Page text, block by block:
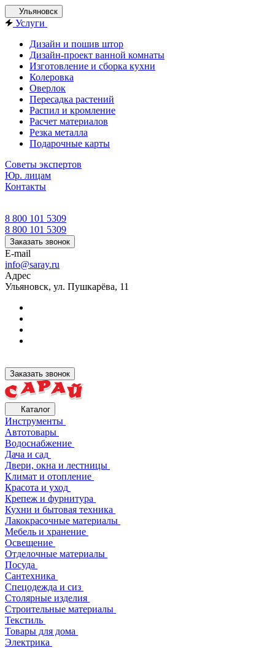
Ульяновск
Услуги
Дизайн и пошив штор
Дизайн-проект ванной комнаты
Изготовление и сборка кухни
Колеровка
Оверлок
Пересадка растений
Распил и кромление
Расчет материалов
Резка металла
Подарочные карты
Советы экспертов
Юр. лицам
Контакты
8 800 101 5309
8 800 101 5309
Заказать звонок
E-mail
info@saray.ru
Адрес
Ульяновск, ул. Пушкарёва, 11
Заказать звонок
Каталог
Инструменты
Автотовары
Водоснабжение
Дача и сад
Двери, окна и лестницы
Климат и отопление
Красота и уход
Крепеж и фурнитура
Кухни и бытовая техника
Лакокрасочные материалы
Мебель и хранение
Освещение
Отделочные материалы
Посуда
Сантехника
Спецодежда и сиз
Столярные изделия
Строительные материалы
Текстиль
Товары для дома
Электрика